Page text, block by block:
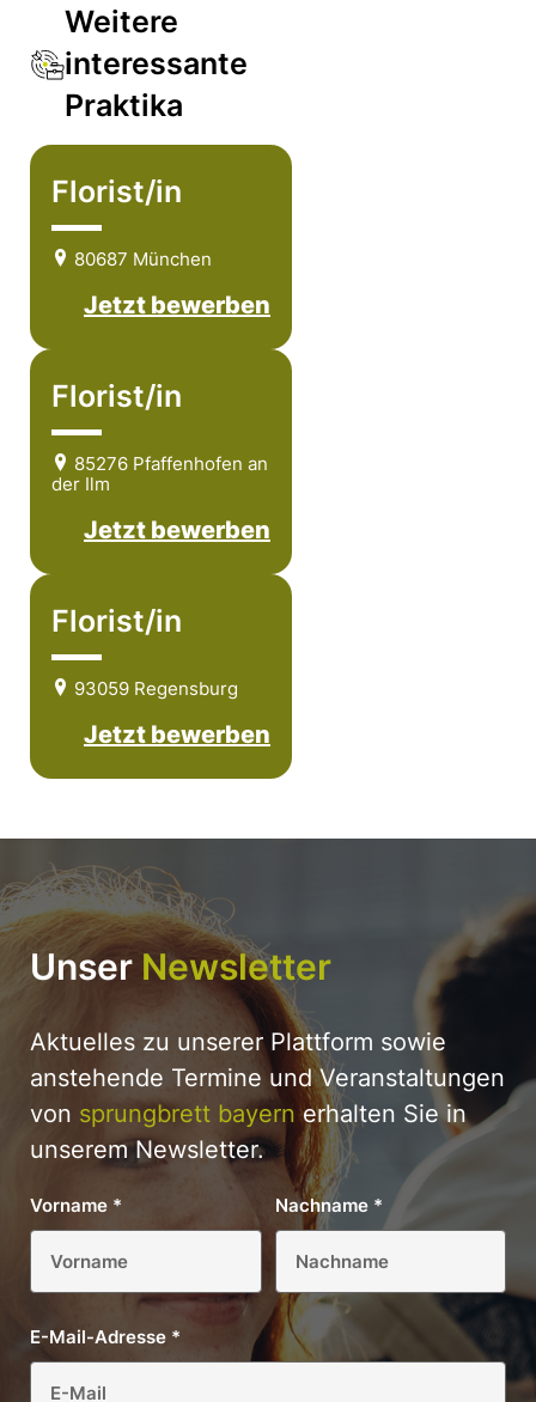
Weitere
interessante
Praktika
Florist/in
80687 München
Jetzt bewerben
Florist/in
85276 Pfaffenhofen an
der Ilm
Jetzt bewerben
Florist/in
93059 Regensburg
Jetzt bewerben
Unser Newsletter
Aktuelles zu unserer Plattform sowie
anstehende Termine und Veranstaltungen
von sprungbrett bayernerhalten Sie in
unserem Newsletter.
Vorname * Nachname *
E-Mail-Adresse *